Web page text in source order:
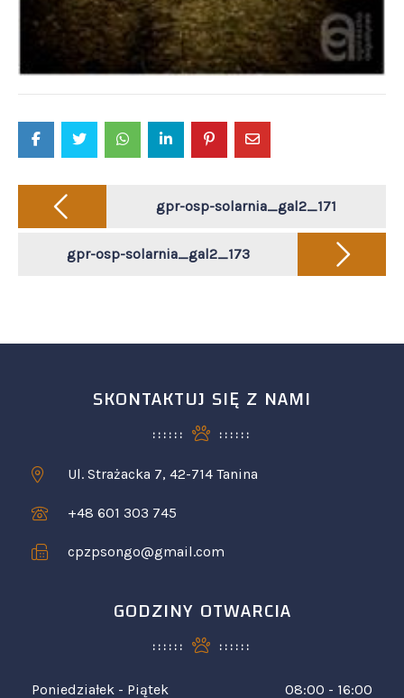
Post
navigation gpr-osp-solarnia_gal2_171
gpr-osp-solarnia_gal2_173
SKONTAKTUJ SIĘ Z NAMI
Ul. Strażacka 7, 42-714 Tanina
+48 601 303 745
cpzpsongo@gmail.com
GODZINY OTWARCIA
Poniedziałek - Piątek 08:00 - 16:00